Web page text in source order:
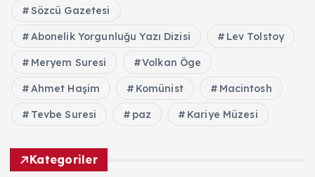
Sözcü Gazetesi
Abonelik Yorgunluğu Yazı Dizisi Lev Tolstoy
Meryem Suresi Volkan Öge
Ahmet Haşim Komünist Macintosh
Tevbe Suresi paz Kariye Müzesi
Kategoriler